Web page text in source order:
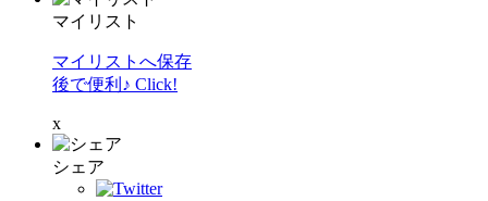
マイリスト
マイリストへ保存
後で便利♪ Click!
x
シェア